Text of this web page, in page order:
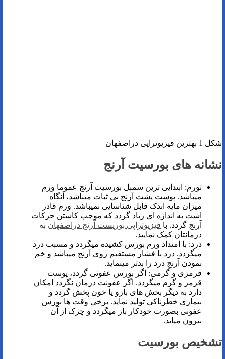
شکل 1 بهترین فیزیوتراپی دراصفهان
نشانه های بورسیت آرنج
تورم: ابتدایی ترین سمبل بورسیت آرنج عموما ورم
میباشد. پوست پشت آرنج بی ثبات میباشد، آنگاه
میزان مایه اندک قابل شناسایی نمیباشد. ورم قادر
است به اندازه ای زیاد گردد که موجب کاستن حرکات
آرنج گردد. با فیزیوتراپی بوریست آرنج دراصفهان به
درمانتان کمک نمایید.
درد: با امتداد ورم بورس کشیده میگردد و مسبب درد
میگردد. درد با فشار مستقیم روی آرنج میباشد و خم
نمودن آرنج درد را بدتر مینماید.
قرمزی و گرمی: اگر بورس عفونی گردد، پوست
قرمز و گرم میگردد. اگر عفونت درمان نگردد امکان
دارد به دیگر بخش های بازو یا خون پخش گردد و
بیماری خطرناکی تولید نماید. برخی وقت ها بورس
عفونی بصورت خودکار باز میگردد و چرک از آن
بیرون میاید.
تشخیص بورسیت